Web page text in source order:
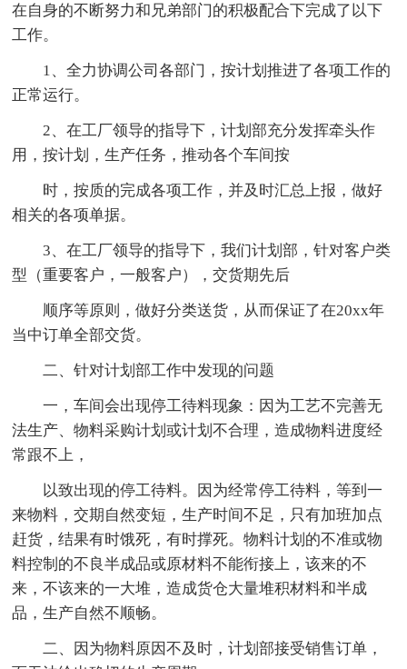
在自身的不断努力和兄弟部门的积极配合下完成了以下
工作。
1、全力协调公司各部门，按计划推进了各项工作的
正常运行。
2、在工厂领导的指导下，计划部充分发挥牵头作
用，按计划，生产任务，推动各个车间按
时，按质的完成各项工作，并及时汇总上报，做好
相关的各项单据。
3、在工厂领导的指导下，我们计划部，针对客户类
型（重要客户，一般客户），交货期先后
顺序等原则，做好分类送货，从而保证了在20xx年
当中订单全部交货。
二、针对计划部工作中发现的问题
一，车间会出现停工待料现象：因为工艺不完善无
法生产、物料采购计划或计划不合理，造成物料进度经
常跟不上，
以致出现的停工待料。因为经常停工待料，等到一
来物料，交期自然变短，生产时间不足，只有加班加点
赶货，结果有时饿死，有时撑死。物料计划的不准或物
料控制的不良半成品或原材料不能衔接上，该来的不
来，不该来的一大堆，造成货仓大量堆积材料和半成
品，生产自然不顺畅。
二、因为物料原因不及时，计划部接受销售订单，